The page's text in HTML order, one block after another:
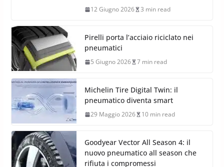
12 Giugno 2026 3 min read
Pirelli porta l’acciaio riciclato nei
pneumatici
5 Giugno 2026 7 min read
Michelin Tire Digital Twin: il
pneumatico diventa smart
29 Maggio 2026 10 min read
Goodyear Vector All Season 4: il
nuovo pneumatico all season che
rifiuta i compromessi